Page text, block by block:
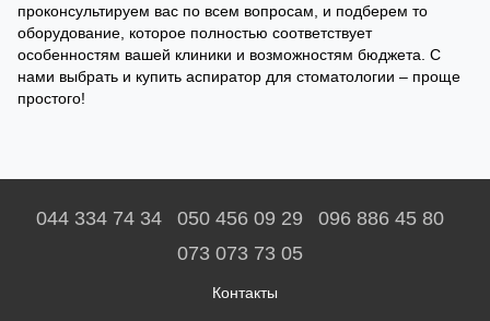
проконсультируем вас по всем вопросам, и подберем то
оборудование, которое полностью соответствует
особенностям вашей клиники и возможностям бюджета. С
нами выбрать и купить аспиратор для стоматологии – проще
простого!
044 334 74 34 050 456 09 29
096 886 45 80
073 073 73 05
Контакты